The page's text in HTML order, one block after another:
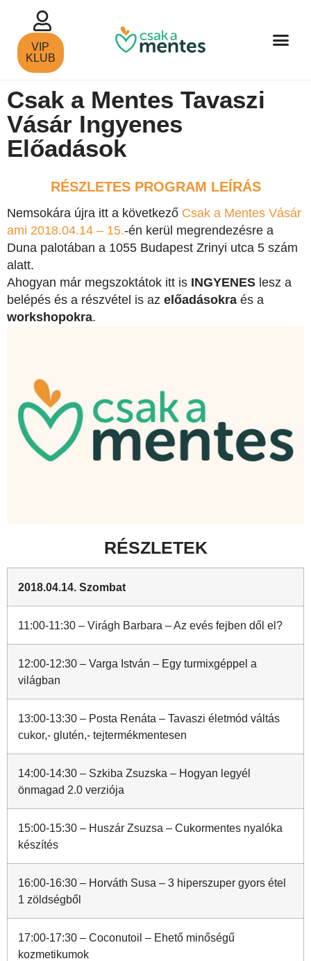
VIP
KLUB
Csak a Mentes Tavaszi
Vásár Ingyenes
Előadások
RÉSZLETES PROGRAM LEÍRÁS
Nemsokára újra itt a következő Csak a Mentes Vásár
ami 2018.04.14 – 15.-én kerül megrendezésre a
Duna palotában a 1055 Budapest Zrinyi utca 5 szám
alatt.
Ahogyan már megszoktátok itt is INGYENES lesz a
belépés és a részvétel is az előadásokra és a
workshopokra.
RÉSZLETEK
2018.04.14. Szombat
11:00-11:30 – Virágh Barbara – Az evés fejben dől el?
12:00-12:30 – Varga István – Egy turmixgéppel a
világban
13:00-13:30 – Posta Renáta – Tavaszi életmód váltás
cukor,- glutén,- tejtermékmentesen
14:00-14:30 – Szkiba Zsuzska – Hogyan legyél
önmagad 2.0 verziója
15:00-15:30 – Huszár Zsuzsa – Cukormentes nyalóka
készítés
16:00-16:30 – Horváth Susa – 3 hiperszuper gyors étel
1 zöldségből
17:00-17:30 – Coconutoil – Ehető minőségű
kozmetikumok